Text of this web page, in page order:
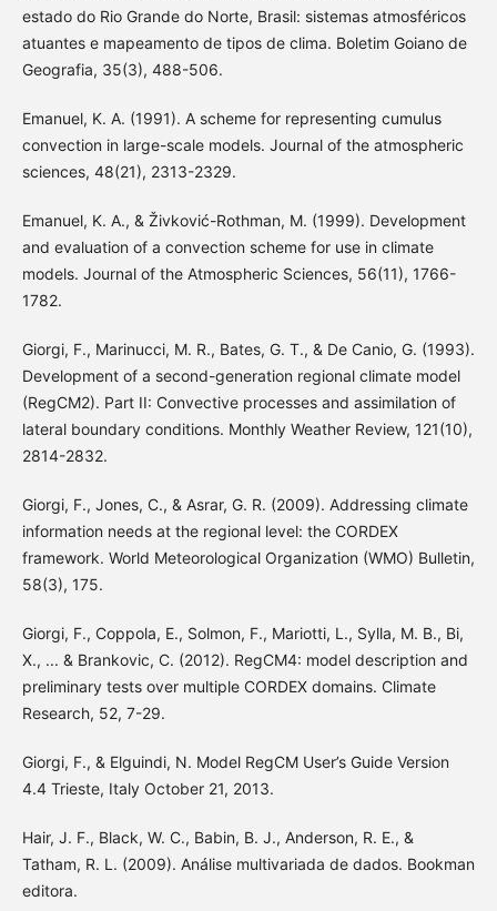
estado do Rio Grande do Norte, Brasil: sistemas atmosféricos
atuantes e mapeamento de tipos de clima. Boletim Goiano de
Geografia, 35(3), 488-506.
Emanuel, K. A. (1991). A scheme for representing cumulus
convection in large-scale models. Journal of the atmospheric
sciences, 48(21), 2313-2329.
Emanuel, K. A., & Živković-Rothman, M. (1999). Development
and evaluation of a convection scheme for use in climate
models. Journal of the Atmospheric Sciences, 56(11), 1766-
1782.
Giorgi, F., Marinucci, M. R., Bates, G. T., & De Canio, G. (1993).
Development of a second-generation regional climate model
(RegCM2). Part II: Convective processes and assimilation of
lateral boundary conditions. Monthly Weather Review, 121(10),
2814-2832.
Giorgi, F., Jones, C., & Asrar, G. R. (2009). Addressing climate
information needs at the regional level: the CORDEX
framework. World Meteorological Organization (WMO) Bulletin,
58(3), 175.
Giorgi, F., Coppola, E., Solmon, F., Mariotti, L., Sylla, M. B., Bi,
X., ... & Brankovic, C. (2012). RegCM4: model description and
preliminary tests over multiple CORDEX domains. Climate
Research, 52, 7-29.
Giorgi, F., & Elguindi, N. Model RegCM User’s Guide Version
4.4 Trieste, Italy October 21, 2013.
Hair, J. F., Black, W. C., Babin, B. J., Anderson, R. E., &
Tatham, R. L. (2009). Análise multivariada de dados. Bookman
editora.